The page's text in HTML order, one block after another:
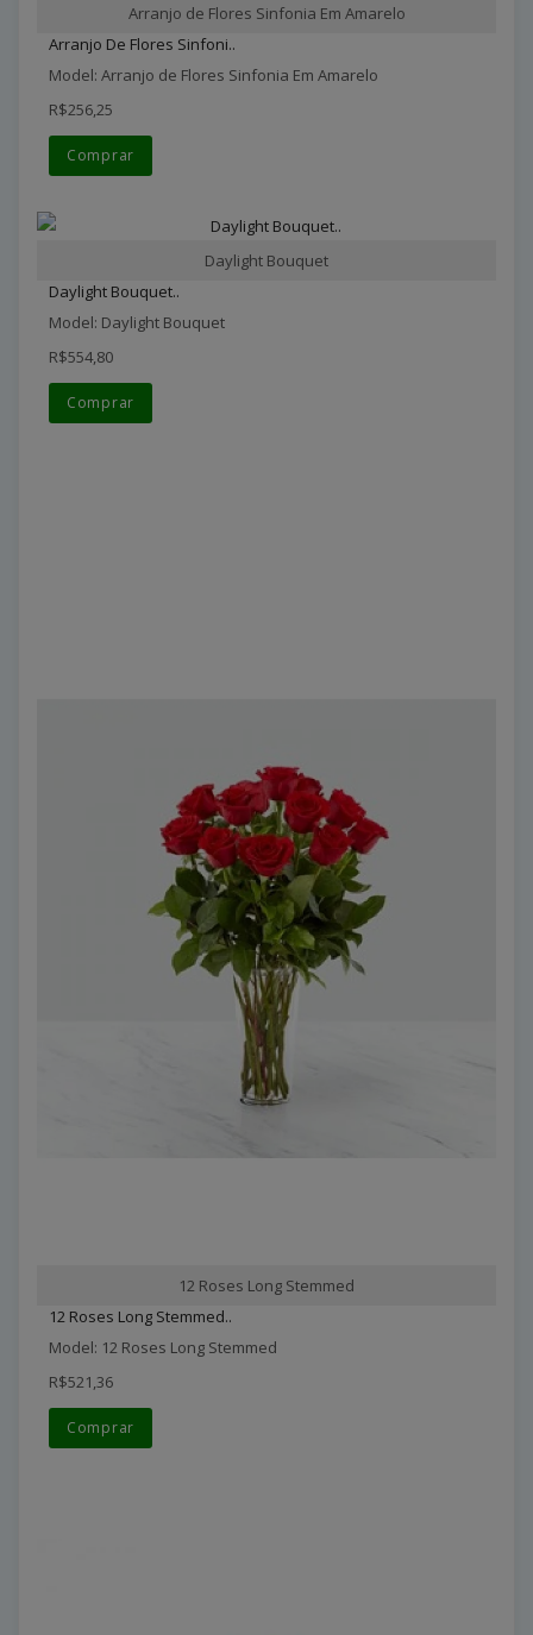
Arranjo de Flores Sinfonia Em Amarelo
Arranjo De Flores Sinfoni..
Model: Arranjo de Flores Sinfonia Em Amarelo
R$256,25
Comprar
Daylight Bouquet
Daylight Bouquet..
Model: Daylight Bouquet
R$554,80
Comprar
12 Roses Long Stemmed
12 Roses Long Stemmed..
Model: 12 Roses Long Stemmed
R$521,36
Comprar